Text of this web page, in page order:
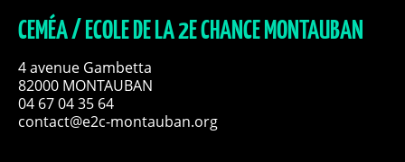
CEMÉA / ECOLE DE LA 2E CHANCE MONTAUBAN
4 avenue Gambetta
82000 MONTAUBAN
04 67 04 35 64
contact@e2c-montauban.org